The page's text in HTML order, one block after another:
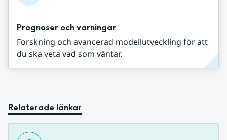
Prognoser och varningar
Forskning och avancerad modellutveckling för att
du ska veta vad som väntar.
Relaterade länkar